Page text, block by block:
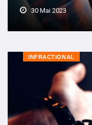
30 Mai 2023
INFRACTIONAL